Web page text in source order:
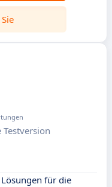
Testversion
für die